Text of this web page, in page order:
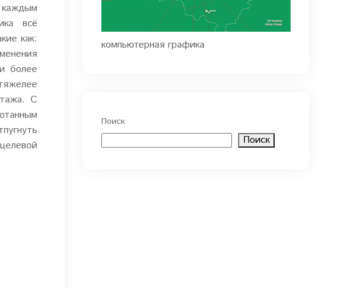
каждым
всё
как:
более
С
компьютерная графика
Поиск
Поиск